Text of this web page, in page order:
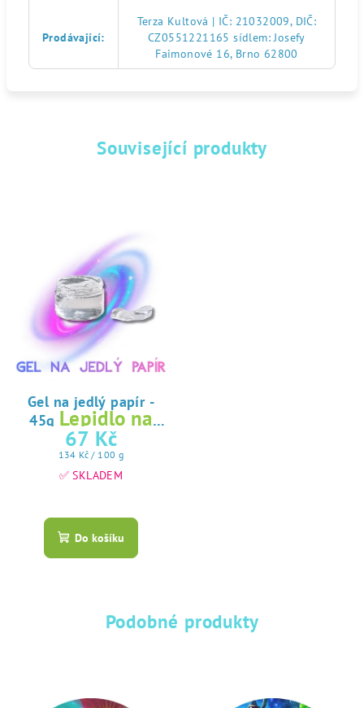
Prodávající:
Terza Kultová | IČ: 21032009, DIČ:
CZ0551221165 sídlem: Josefy
Faimonové 16, Brno 62800
Související produkty
Gel na jedlý papír -
45g Lepidlo na
jedlý papír
67 Kč
Měrná
cena:
134 Kč / 100 g
✅ SKLADEM
hodnocení
produktu
hvězdiček.
Do košíku
Podobné produkty